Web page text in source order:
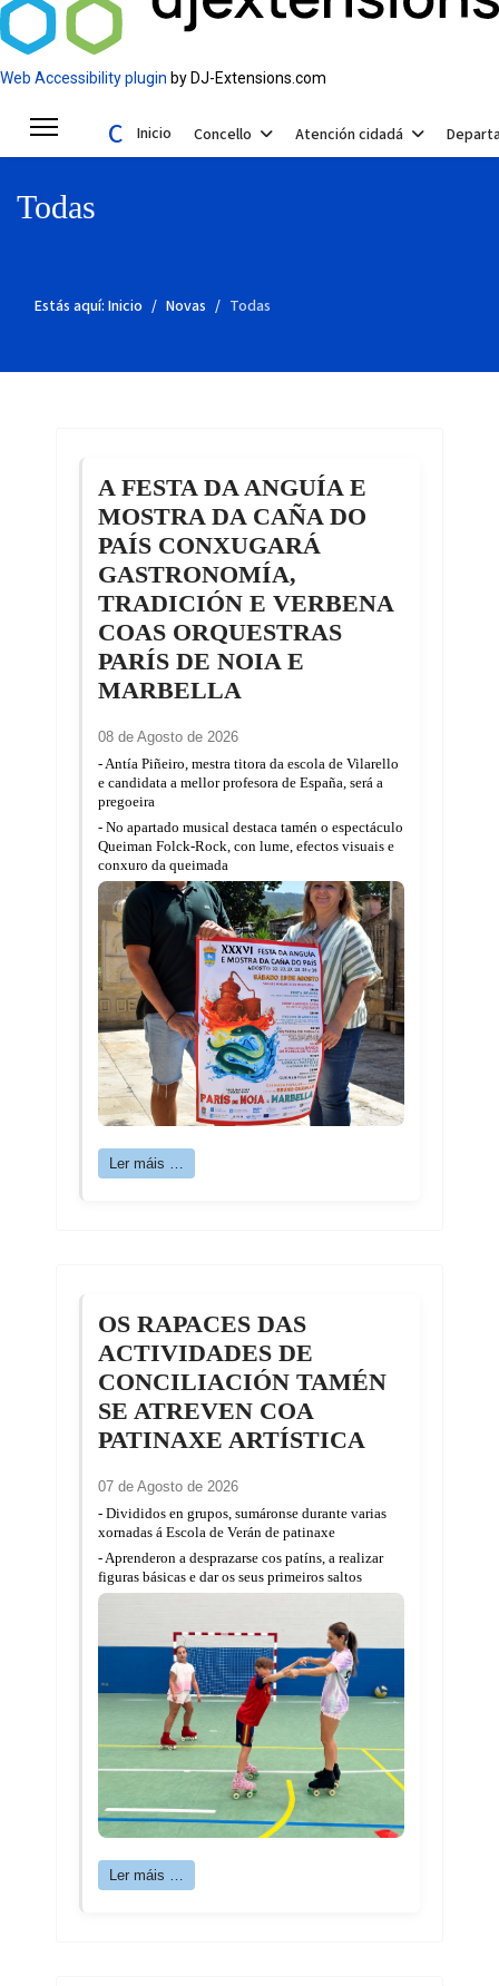
Web Accessibility plugin by DJ-Extensions.com
Concello de Valga
Inicio Concello Atención cidadá
Todas
Estás aquí: Inicio Novas Todas
A FESTA DA ANGUÍA E
MOSTRA DA CAÑA DO
PAÍS CONXUGARÁ
GASTRONOMÍA,
TRADICIÓN E VERBENA
COAS ORQUESTRAS
PARÍS DE NOIA E
MARBELLA
08 de Agosto de 2026
- Antía Piñeiro, mestra titora da escola de Vilarello
e candidata a mellor profesora de España, será a
pregoeira
- No apartado musical destaca tamén o espectáculo
Queiman Folck-Rock, con lume, efectos visuais e
conxuro da queimada
Ler máis …
OS RAPACES DAS
ACTIVIDADES DE
CONCILIACIÓN TAMÉN
SE ATREVEN COA
PATINAXE ARTÍSTICA
07 de Agosto de 2026
- Divididos en grupos, sumáronse durante varias
xornadas á Escola de Verán de patinaxe
- Aprenderon a desprazarse cos patíns, a realizar
figuras básicas e dar os seus primeiros saltos
Ler máis …